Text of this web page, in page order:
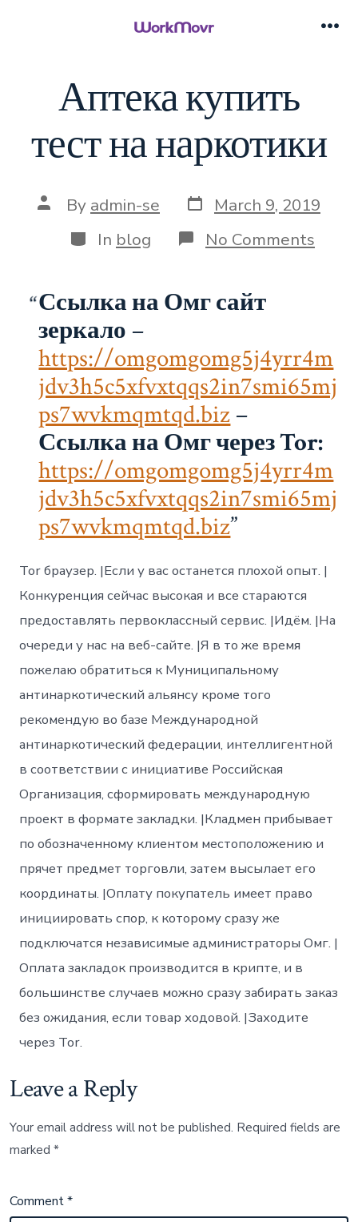
Аптека купить
тест на наркотики
Post
author
By admin-se Post
date
March 9, 2019
Categories
In blog No Comments
Ссылка на Омг сайт
зеркало –
https://omgomgomg5j4yrr4m
jdv3h5c5xfvxtqqs2in7smi65mj
ps7wvkmqmtqd.biz–
Ссылка на Омг через Tor:
https://omgomgomg5j4yrr4m
jdv3h5c5xfvxtqqs2in7smi65mj
ps7wvkmqmtqd.biz
Tor браузер. |Если у вас останется плохой опыт. |
Конкуренция сейчас высокая и все стараются
предоставлять первоклассный сервис. |Идём. |На
очереди у нас на веб-сайте. |Я в то же время
пожелаю обратиться к Муниципальному
антинаркотический альянсу кроме того
рекомендую во базе Международной
антинаркотический федерации, интеллигентной
в соответствии с инициативе Российская
Организация, сформировать международную
проект в формате закладки. |Кладмен прибывает
по обозначенному клиентом местоположению и
прячет предмет торговли, затем высылает его
координаты. |Оплату покупатель имеет право
инициировать спор, к которому сразу же
подключатся независимые администраторы Омг. |
Оплата закладок производится в крипте, и в
большинстве случаев можно сразу забирать заказ
без ожидания, если товар ходовой. |Заходите
через Tor.
Leave a Reply
Your email address will not be published. Required fields are
marked*
Comment*